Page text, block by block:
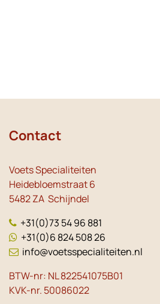
Contact
Voets Specialiteiten
Heidebloemstraat 6
5482 ZA Schijndel
+31(0)73 54 96 881
+31(0)6 824 508 26
info@voetsspecialiteiten.nl
BTW-nr: NL 822541075B01
KVK-nr. 50086022